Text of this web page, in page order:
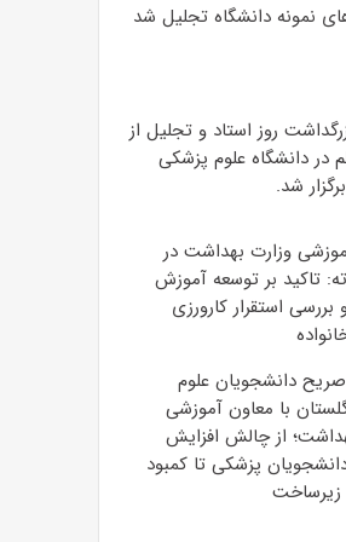
نمونه دانشگاه تجلیل شد
روز استاد و تجلیل از
در دانشگاه علوم پزشکی
شد.‌
وزارت بهداشت در
تاکید بر توسعه آموزش
بررسی استقرار کارورزی
دانشجویان علوم
با معاون آموزشی
از چالش افزایش
‌پزشکی تا کمبود
زیرساخت